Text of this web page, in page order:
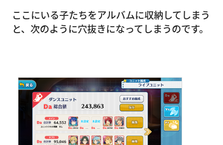
ここにいる子たちをアルバムに収納してしまう
と、次のように穴抜きになってしまうのです。